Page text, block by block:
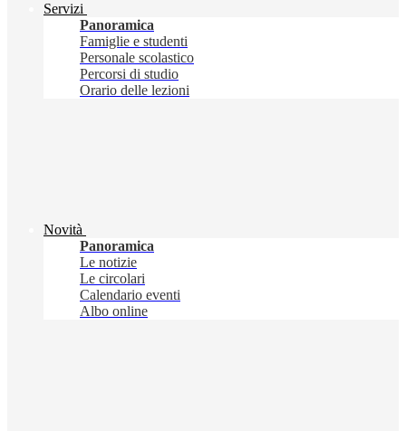
Servizi
Panoramica
Famiglie e studenti
Personale scolastico
Percorsi di studio
Orario delle lezioni
Novità
Panoramica
Le notizie
Le circolari
Calendario eventi
Albo online